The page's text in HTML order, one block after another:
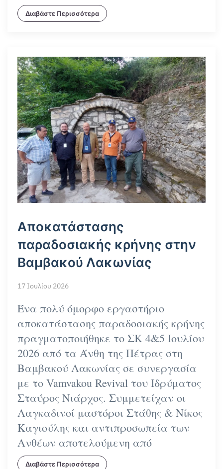
Διαβάστε Περισσότερα
Αποκατάστασης
παραδοσιακής κρήνης στην
Βαμβακού Λακωνίας
17 Ιουλίου 2026
Ένα πολύ όμορφο εργαστήριο
αποκατάστασης παραδοσιακής κρήνης
πραγματοποιήθηκε το ΣΚ 4&5 Ιουλίου
2026 από τα Άνθη της Πέτρας στη
Βαμβακού Λακωνίας σε συνεργασία
με το Vamvakou Revival του Ιδρύματος
Σταύρος Νιάρχος. Συμμετείχαν οι
Λαγκαδινοί μαστόροι Στάθης & Νίκος
Καγιούλης και αντιπροσωπεία των
Ανθέων αποτελούμενη από
Διαβάστε Περισσότερα